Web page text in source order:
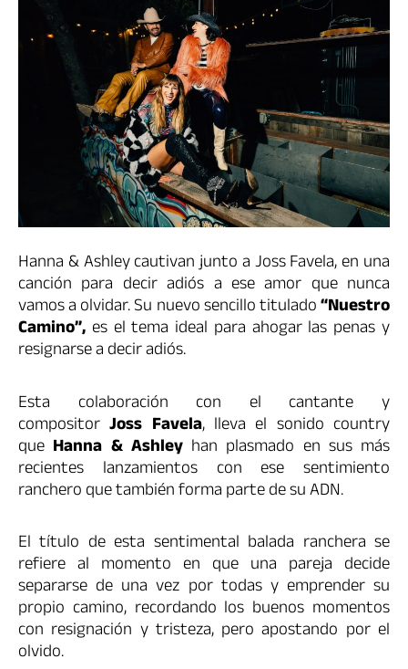
Hanna & Ashley cautivan junto a Joss Favela, en una
canción para decir adiós a ese amor que nunca
vamos a olvidar.Su nuevo sencillo titulado“Nuestro
Camino”, es el tema ideal para ahogar las penas y
resignarse a decir adiós.
Esta colaboración con el cantante y
compositorJoss Favela, lleva el sonido country
que Hanna & Ashleyhan plasmado en sus más
recientes lanzamientos con ese sentimiento
ranchero que también forma parte de su ADN.
El título de esta sentimental balada ranchera se
refiere al momento en que una pareja decide
separarse de una vez por todas y emprender su
propio camino, recordando los buenos momentos
con resignación y tristeza, pero apostando por el
olvido.